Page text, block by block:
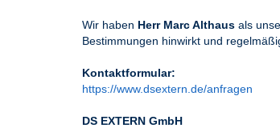
Wir haben Herr Marc Althaus als
Bestimmungen hinwirkt und
Kontaktformular:
https://www.dsextern.de/anfragen
DS EXTERN GmbH